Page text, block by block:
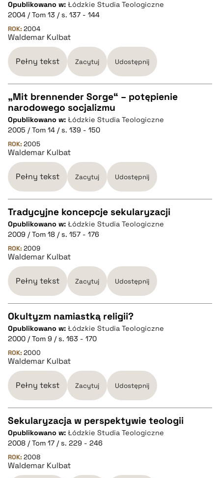
CZYSTY TEKST
pobierz cytat
pobierz cytat
Opublikowano w: Łódzkie Studia Teologiczne
2004 / Tom 13 / s. 137 - 144
ROK: 2004
Waldemar Kulbat
Pełny tekst Zacytuj Udostępnij
CZYSTY TEKST
pobierz cytat
BIBTEX
pobierz cytat
„Mit brennender Sorge“ – potępienie
narodowego socjalizmu
Opublikowano w: Łódzkie Studia Teologiczne
2005 / Tom 14 / s. 139 - 150
ROK: 2005
Waldemar Kulbat
Pełny tekst Zacytuj Udostępnij
CZYSTY TEKST
pobierz cytat
pobierz cytat
Tradycyjne koncepcje sekularyzacji
Opublikowano w: Łódzkie Studia Teologiczne
2009 / Tom 18 / s. 157 - 176
ROK: 2009
Waldemar Kulbat
Pełny tekst Zacytuj Udostępnij
CZYSTY TEKST
pobierz cytat
pobierz cytat
Okultyzm namiastką religii?
Opublikowano w: Łódzkie Studia Teologiczne
2000 / Tom 9 / s. 163 - 170
ROK: 2000
Waldemar Kulbat
Pełny tekst Zacytuj Udostępnij
CZYSTY TEKST
pobierz cytat
Sekularyzacja w perspektywie teologii
Opublikowano w: Łódzkie Studia Teologiczne
2008 / Tom 17 / s. 229 - 246
ROK: 2008
Waldemar Kulbat